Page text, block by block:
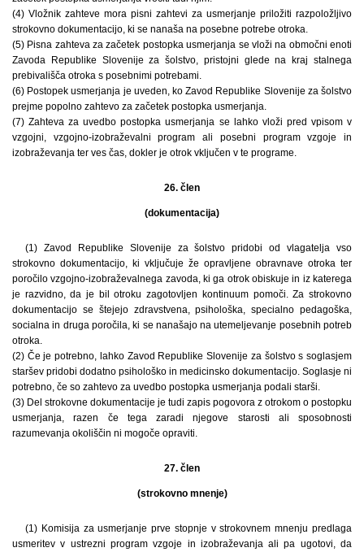
(4) Vložnik zahteve mora pisni zahtevi za usmerjanje priložiti razpoložljivo
strokovno dokumentacijo, ki se nanaša na posebne potrebe otroka.
(5) Pisna zahteva za začetek postopka usmerjanja se vloži na območni enoti
Zavoda Republike Slovenije za šolstvo, pristojni glede na kraj stalnega
prebivališča otroka s posebnimi potrebami.
(6) Postopek usmerjanja je uveden, ko Zavod Republike Slovenije za šolstvo
prejme popolno zahtevo za začetek postopka usmerjanja.
(7) Zahteva za uvedbo postopka usmerjanja se lahko vloži pred vpisom v
vzgojni, vzgojno-izobraževalni program ali posebni program vzgoje in
izobraževanja ter ves čas, dokler je otrok vključen v te programe.
26. člen
(dokumentacija)
(1) Zavod Republike Slovenije za šolstvo pridobi od vlagatelja vso
strokovno dokumentacijo, ki vključuje že opravljene obravnave otroka ter
poročilo vzgojno-izobraževalnega zavoda, ki ga otrok obiskuje in iz katerega
je razvidno, da je bil otroku zagotovljen kontinuum pomoči. Za strokovno
dokumentacijo se štejejo zdravstvena, psihološka, specialno pedagoška,
socialna in druga poročila, ki se nanašajo na utemeljevanje posebnih potreb
otroka.
(2) Če je potrebno, lahko Zavod Republike Slovenije za šolstvo s soglasjem
staršev pridobi dodatno psihološko in medicinsko dokumentacijo. Soglasje ni
potrebno, če so zahtevo za uvedbo postopka usmerjanja podali starši.
(3) Del strokovne dokumentacije je tudi zapis pogovora z otrokom o postopku
usmerjanja, razen če tega zaradi njegove starosti ali sposobnosti
razumevanja okoliščin ni mogoče opraviti.
27. člen
(strokovno mnenje)
(1) Komisija za usmerjanje prve stopnje v strokovnem mnenju predlaga
usmeritev v ustrezni program vzgoje in izobraževanja ali pa ugotovi, da